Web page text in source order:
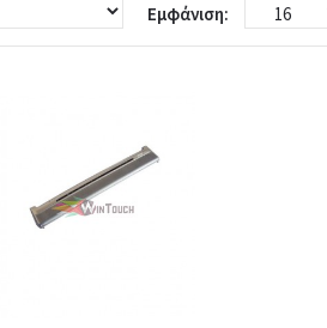
Εμφάνιση:
L16M2PB2 L16C2PB2
Lenovo IdeaPad 330 320